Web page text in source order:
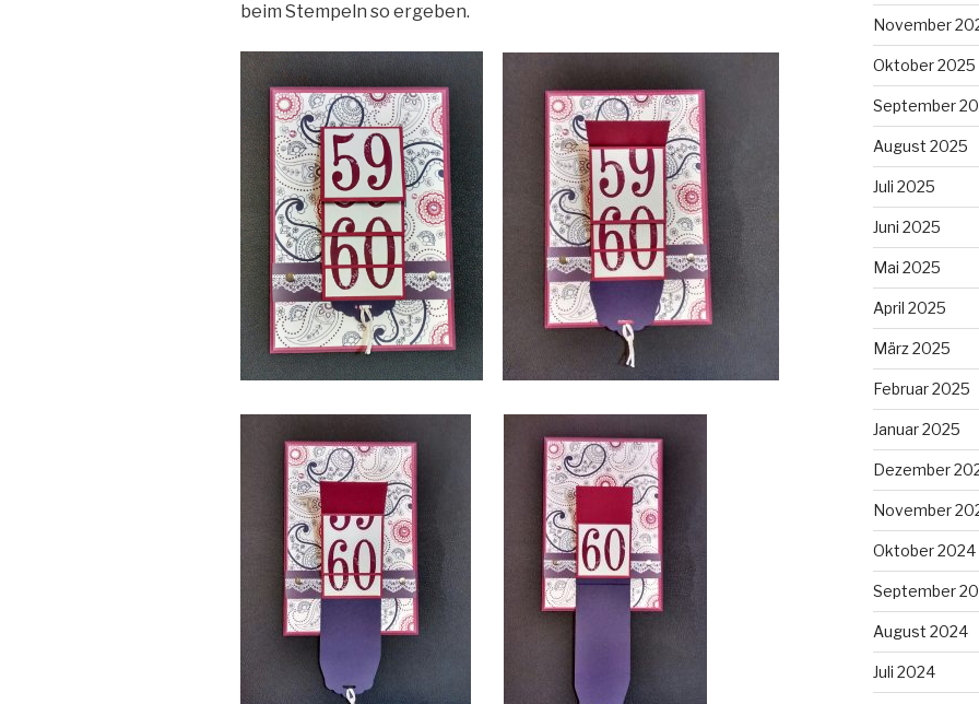
beim Stempeln so ergeben.
November
Oktober 2025
September
August 2025
Juli 2025
Juni 2025
Mai 2025
April 2025
März 2025
Februar 2025
Januar 2025
Dezember
November
Oktober 2024
September
August 2024
Juli 2024